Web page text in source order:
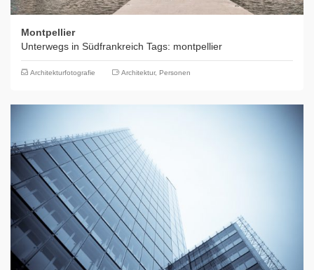
Montpellier
Unterwegs in Südfrankreich Tags: montpellier
Architekturfotografie Architektur, Personen